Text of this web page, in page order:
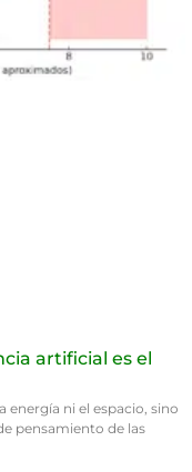
artificial es el
energía ni el espacio, sino
pensamiento de las